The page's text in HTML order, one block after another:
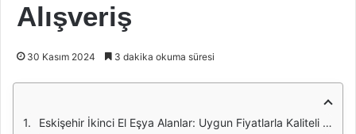
Alışveriş
30 Kasım 2024 3 dakika okuma süresi
Eskişehir İkinci El Eşya Alanlar: Uygun Fiyatlarla Kaliteli Alışveriş